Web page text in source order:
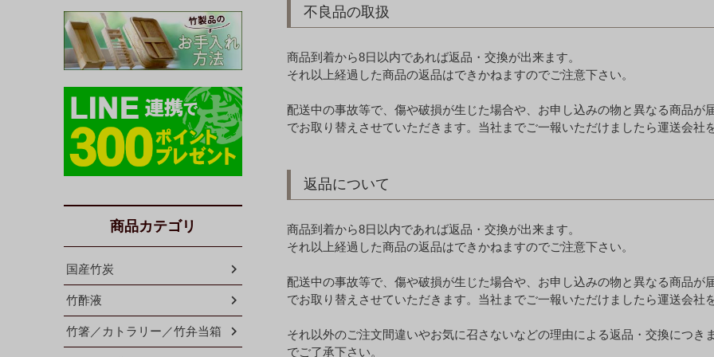
商品カテゴリ
国産竹炭
竹酢液
竹箸／カトラリー／竹弁当箱
不良品の取扱
商品到着から8日以内であれば返品・交換が出来ます。
それ以上経過した商品の返品はできかねますのでご注意下さい。
配送中の事故等で、傷や破損が生じた場合や、お申し込みの物と異なる商品
でお取り替えさせていただきます。当社までご一報いただけましたら運送会社
返品について
商品到着から8日以内であれば返品・交換が出来ます。
それ以上経過した商品の返品はできかねますのでご注意下さい。
配送中の事故等で、傷や破損が生じた場合や、お申し込みの物と異なる商品
でお取り替えさせていただきます。当社までご一報いただけましたら運送会社
それ以外のご注文間違いやお気に召さないなどの理由による返品・交換につ
でご了承下さい。